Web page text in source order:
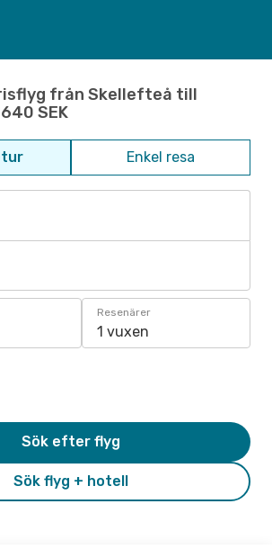
från Skellefteå till
SEK
Enkel resa
Resenärer
1 vuxen
Sök flyg + hotell
Sök efter flyg